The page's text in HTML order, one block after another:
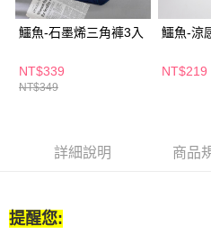
後付繳納相關費用。
※ 交易是否成功請以「AFTEE先享後
是否繳費成功／繳費後需取消欲退款等
https://
【注意事項】
２．關於個人資料處理事宜，請瀏覽以
任。
付款後萊爾富取貨
7-11取貨付款
每筆NT$65，滿NT$490(含以上)免
每筆NT$100，滿NT$790(含以上)
鱷魚-石墨烯三角褲3入
NT$339
NT$349
鱷魚-涼
NT$219
詳細說明 商品
提醒您: